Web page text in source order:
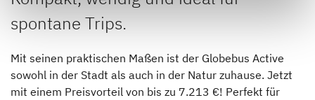
selected settings at any time as well as deselect or
change them later (such as by using the fingerprint button
information in our Privacy Policy.
spontane Trips.
Mit seinen praktischen Maßen ist der Globebus Active
sowohl in der Stadt als auch in der Natur zuhause. Jetzt
mit einem Preisvorteil von bis zu 7.213 €! Perfekt für